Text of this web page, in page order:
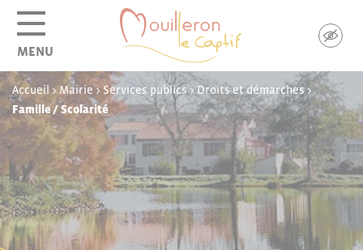
MENU
Accueil >Mairie> Services publics>Droits et démarches>
Famille / Scolarité
Panneau de gestion des cookies